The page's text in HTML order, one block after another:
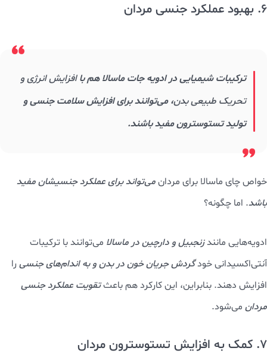
6. بهبود عملکرد جنسی مردان
ترکیبات شیمیایی در ادویه جات ماسالا هم باافزایش انرژی و
تحریک طبیعی بدن، می‌توانند برای افزایش سلامت جنسی و
تولید تستوسترون مفید باشند.
خواص چای ماسالا برای مردانمی‌تواند برای عملکرد جنسیشان مفید
باشد. اما چگونه؟
ادویه‌هایی مانندزنجبیل و دارچین در ماسالا می‌توانند با ترکیبات
آنتی‌اکسیدانی خودگردش جریان خون در بدن و به اندام‌های جنسی را
افزایش دهند. بنابراین، این کارکرد هم باعثتقویت عملکرد جنسی
مردان می‌شود.
7. کمک به افزایش تستوسترون مردان